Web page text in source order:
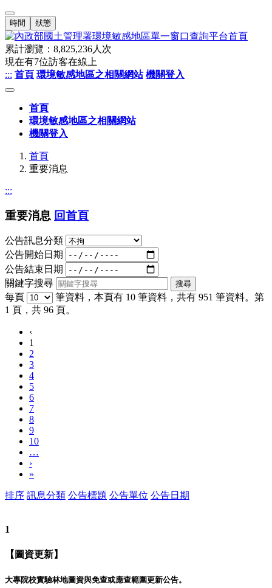
時間 狀態
累計瀏覽： 8,825,236人次
現在有7位訪客在線上
::: 首頁 環境敏感地區之相關網站 機關登入
首頁
環境敏感地區之相關網站
機關登入
首頁
重要消息
:::
重要消息 回首頁
公告訊息分類
公告開始日期
公告結束日期
關鍵字搜尋
每頁
筆資料，本頁有 10 筆資料，共有 951 筆資料。第
1 頁，共 96 頁。
‹
1
2
3
4
5
6
7
8
9
10
…
›
»
排序 訊息分類 公告標題 公告單位 公告日期
1
【圖資更新】
大專院校實驗林地圖資與免查或應查範圍更新公告。